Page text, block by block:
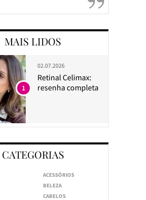
MAIS LIDOS
02.07.2026
Retinal Celimax:
resenha completa
1
CATEGORIAS
ACESSÓRIOS
BELEZA
CABELOS